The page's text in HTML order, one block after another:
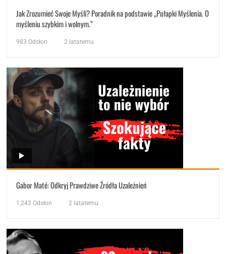
Jak Zrozumieć Swoje Myśli? Poradnik na podstawie „Pułapki Myślenia. O
myśleniu szybkim i wolnym.”
983 Odsłon 2 latatemu
Gabor Maté: Odkryj Prawdziwe Źródła Uzależnień
1,243 Odsłon 2 latatemu